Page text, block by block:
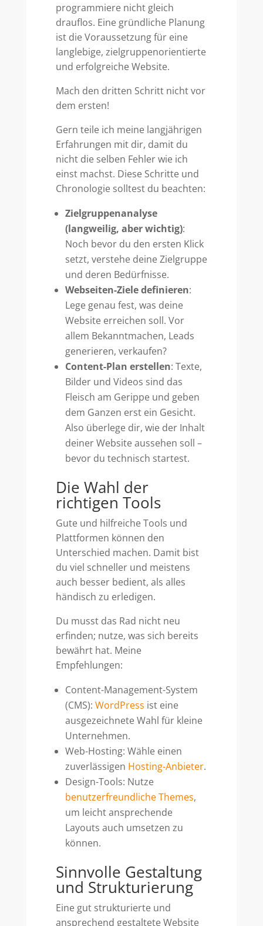
programmiere nicht gleich
drauflos. Eine gründliche Planung
ist die Voraussetzung für eine
langlebige, zielgruppenorientierte
und erfolgreiche Website.
Mach den dritten Schritt nicht vor
dem ersten!
Gern teile ich meine langjährigen
Erfahrungen mit dir, damit du
nicht die selben Fehler wie ich
einst machst. Diese Schritte und
Chronologie solltest du beachten:
Zielgruppenanalyse
(langweilig, aber wichtig):
Noch bevor du den ersten Klick
setzt, verstehe deine Zielgruppe
und deren Bedürfnisse.
Webseiten-Ziele definieren:
Lege genau fest, was deine
Website erreichen soll. Vor
allem Bekanntmachen, Leads
generieren, verkaufen?
Content-Plan erstellen: Texte,
Bilder und Videos sind das
Fleisch am Gerippe und geben
dem Ganzen erst ein Gesicht.
Also überlege dir, wie der Inhalt
deiner Website aussehen soll –
bevor du technisch startest.
Die Wahl der
richtigen Tools
Gute und hilfreiche Tools und
Plattformen können den
Unterschied machen. Damit bist
du viel schneller und meistens
auch besser bedient, als alles
händisch zu erledigen.
Du musst das Rad nicht neu
erfinden; nutze, was sich bereits
bewährt hat. Meine
Empfehlungen:
Content-Management-System
(CMS): WordPress ist eine
ausgezeichnete Wahl für kleine
Unternehmen.
Web-Hosting: Wähle einen
zuverlässigen Hosting-Anbieter.
Design-Tools: Nutze
benutzerfreundliche Themes,
um leicht ansprechende
Layouts auch umsetzen zu
können.
Sinnvolle Gestaltung
und Strukturierung
Eine gut strukturierte und
ansprechend gestaltete Website